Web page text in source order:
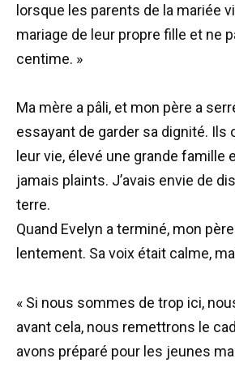
lorsque les parents de la mariée
mariage de leur propre fille et ne
centime. »
Ma mère a pâli, et mon père a
essayant de garder sa dignité. Ils
leur vie, élevé une grande famille
jamais plaints. J’avais envie de
terre.
Quand Evelyn a terminé, mon
lentement. Sa voix était calme,
« Si nous sommes de trop ici,
avant cela, nous remettrons le
avons préparé pour les jeunes